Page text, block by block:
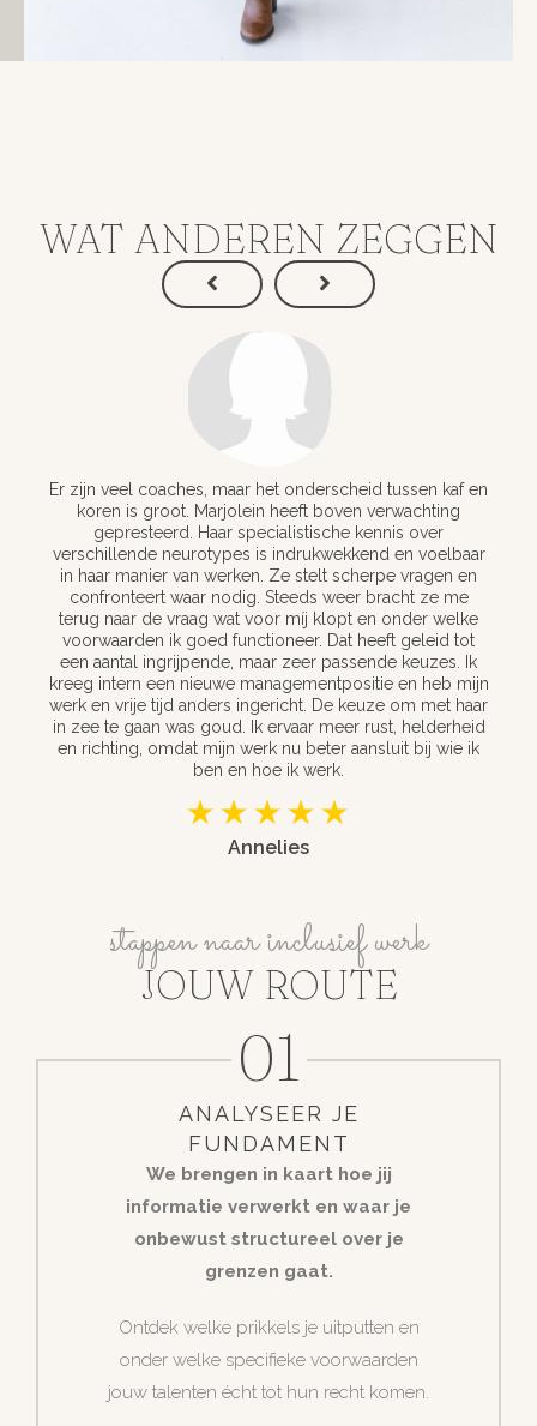
WAT ANDEREN ZEGGEN
Er zijn veel coaches, maar het onderscheid tussen kaf en
koren is groot. Marjolein heeft boven verwachting
gepresteerd. Haar specialistische kennis over
verschillende neurotypes is indrukwekkend en voelbaar
in haar manier van werken. Ze stelt scherpe vragen en
confronteert waar nodig. Steeds weer bracht ze me
terug naar de vraag wat voor míj klopt en onder welke
voorwaarden ik goed functioneer. Dat heeft geleid tot
een aantal ingrijpende, maar zeer passende keuzes. Ik
kreeg intern een nieuwe managementpositie en heb mijn
werk en vrije tijd anders ingericht. De keuze om met haar
in zee te gaan was goud. Ik ervaar meer rust, helderheid
en richting, omdat mijn werk nu beter aansluit bij wie ik
ben en hoe ik werk.
Annelies
stappen naar inclusief werk
JOUW ROUTE
01
ANALYSEER JE
FUNDAMENT
We brengen in kaart hoe jij
informatie verwerkt en waar je
onbewust structureel over je
grenzen gaat.
Ontdek welke prikkels je uitputten en
onder welke specifieke voorwaarden
jouw talenten écht tot hun recht komen.